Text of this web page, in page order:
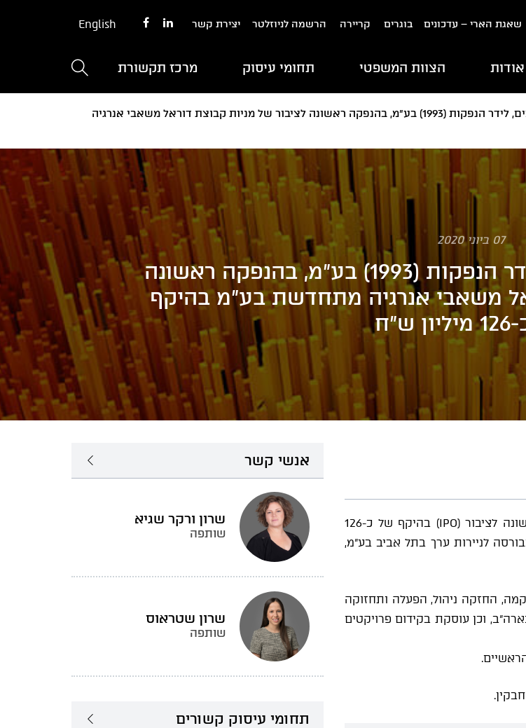
שאגת הארי – עדכונים בוגרים קריירה הרשמה לניוזלטר יצירת קשר English
אודות הצוות המשפטי תחומי עיסוק מרכז תקשורת
גורניצקי ייצגו את החתמים, לידר הנפקות (1993) בע"מ, בהנפקה ראשונה לציבור של מניות קבוצת דוראל משאבי אנרגיה
07 ביוני 2020
גורניצקי ייצגו את החתמים, לידר הנפקות (1993) בע"מ, בהנפקה ראשונה
משאבי אנרגיה מתחדשת בע"מ בהיקף
ש"ח
גורניצקי ייצגו את החתמים, לידר הנפקות (1993) בע"מ, בהנפקה ראשונה לציבור (IPO) בהיקף של כ-126
לניירות ערך בתל אביב בע"מ,
הקמה, החזקה ניהול, הפעלה ותחזוקה
וכן עוסקת בקידום פרויקטים
אנשי קשר
שרון ורקר שגיא
שותפה
שרון שטראוס
שותפה
תחומי עיסוק קשורים